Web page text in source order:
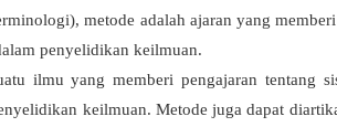
metode adalah ajaran yang
penyelidikan keilmuan.
ilmu yang memberi pengajaran tentang
keilmuan. Metode juga dapat